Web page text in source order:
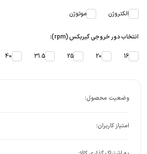
الکتروژن موتوژن
انتخاب دور خروجی گیربکس (rpm):
16
20
25
31.5
40